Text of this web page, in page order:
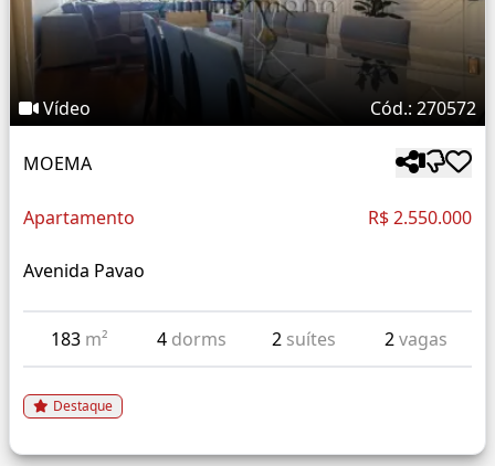
Vídeo Cód.: 270572
MOEMA
Apartamento R$ 2.550.000
Avenida Pavao
183 m² 4 dorms 2 suítes 2vagas
Destaque